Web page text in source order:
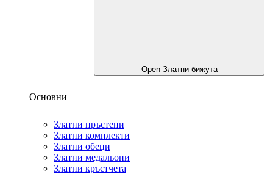
Open Златни бижута
Основни
Златни пръстени
Златни комплекти
Златни обеци
Златни медальони
Златни кръстчета